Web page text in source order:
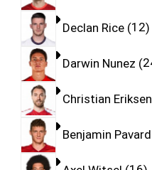
Declan Rice 12
Darwin Nunez
Christian Eriksen
Benjamin Pavard